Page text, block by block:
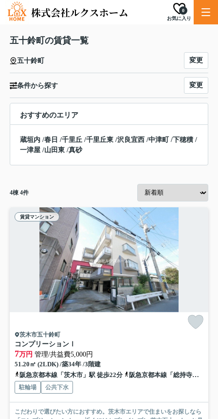
お気に入り
0
五十鈴町の賃貸一覧
五十鈴町 変更
条件から探す 変更
おすすめのエリア
蔵垣内 /春日 /千里丘 /千里丘東 /沢良宜西 /中津町 /下穂積 /
一津屋 /山田東 /真砂
4棟 4件
賃貸マンション
茨木市五十鈴町
コンプリーションⅠ
7万円 管理/共益費5,000円
51.20㎡ (2LDK) /築34年 /3階建
阪急京都本線「茨木市」駅 徒歩22分
阪急京都本線「総持寺」駅 徒歩26分
駐輪場 公共下水
こだわりで選びたい方におすすめ。茨木市エリアで住まいをお探しなら